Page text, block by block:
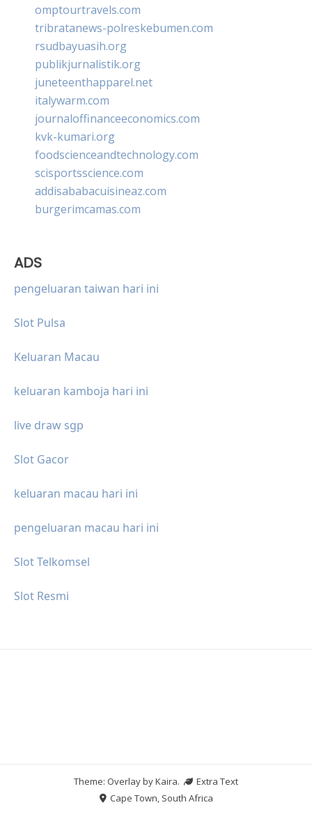
omptourtravels.com
tribratanews-polreskebumen.com
rsudbayuasih.org
publikjurnalistik.org
juneteenthapparel.net
italywarm.com
journaloffinanceeconomics.com
kvk-kumari.org
foodscienceandtechnology.com
scisportsscience.com
addisababacuisineaz.com
burgerimcamas.com
ADS
pengeluaran taiwan hari ini
Slot Pulsa
Keluaran Macau
keluaran kamboja hari ini
live draw sgp
Slot Gacor
keluaran macau hari ini
pengeluaran macau hari ini
Slot Telkomsel
Slot Resmi
Theme: Overlay byKaira.
Extra Text
Cape Town, South Africa